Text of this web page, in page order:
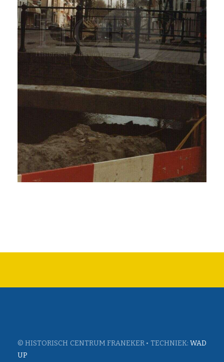
© HISTORISCH CENTRUM FRANEKER • TECHNIEK: WAD
UP